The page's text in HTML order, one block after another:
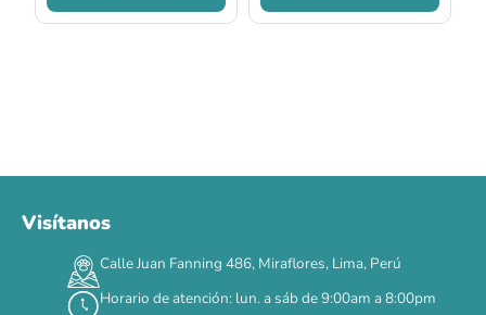
DÍAS HORAS MIN SEG
✕
Visítanos
Calle Juan Fanning 486, Miraflores, Lima, Perú
Horario de atención: lun. a sáb de 9:00am a 8:00pm